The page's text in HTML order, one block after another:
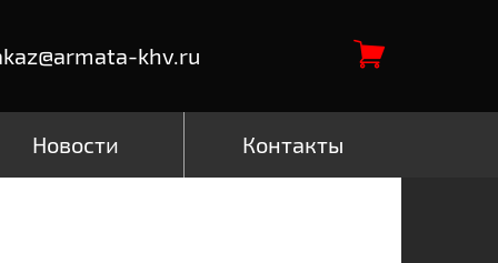
khv.ru
Новости Контакты